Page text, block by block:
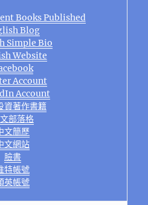
Books Published
Blog
Simple Bio
Website
Account
Account
資著作書籍
部落格
文簡歷
文網站
臉書
特帳號
英帳號